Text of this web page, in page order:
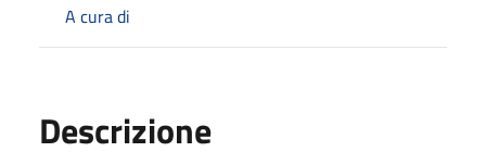
A cura di
Descrizione